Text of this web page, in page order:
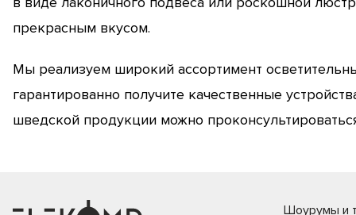
прекрасным вкусом.
Мы реализуем широкий ассортимент
гарантированно получите качественные
шведской продукции можно
Шоурумы и